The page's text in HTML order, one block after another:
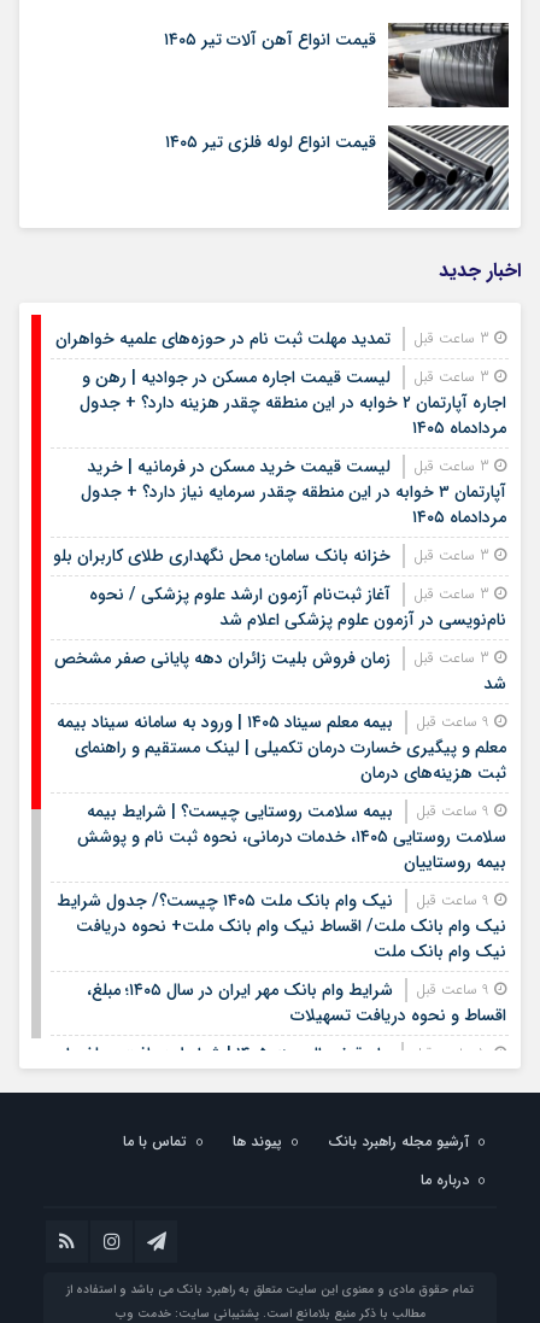
قیمت انواع آهن آلات تیر ۱۴۰۵
قیمت انواع لوله فلزی تیر ۱۴۰۵
اخبار جدید
تمدید مهلت ثبت نام در حوزه‌های علمیه خواهران
لیست قیمت اجاره مسکن در جوادیه | رهن و
اجاره آپارتمان ۲ خوابه در این منطقه چقدر هزینه دارد؟ + جدول
مردادماه ۱۴۰۵
لیست قیمت خرید مسکن در فرمانیه | خرید
آپارتمان ۳ خوابه در این منطقه چقدر سرمایه نیاز دارد؟ + جدول
مردادماه ۱۴۰۵
خزانه بانک سامان؛ محل نگهداری طلای کاربران بلو
آغاز ثبت‌نام آزمون ارشد علوم پزشکی / نحوه
نام‌نویسی در آزمون علوم پزشکی اعلام شد
زمان فروش بلیت زائران دهه پایانی صفر مشخص
شد
بیمه معلم سیناد ۱۴۰۵ | ورود به سامانه سیناد بیمه
معلم و پیگیری خسارت درمان تکمیلی | لینک مستقیم و راهنمای
ثبت هزینه‌های درمان
بیمه سلامت روستایی چیست؟ | شرایط بیمه
سلامت روستایی ۱۴۰۵، خدمات درمانی، نحوه ثبت نام و پوشش
بیمه روستاییان
نیک وام بانک ملت ۱۴۰۵ چیست؟/ جدول شرایط
نیک وام بانک ملت/ اقساط نیک وام بانک ملت+ نحوه دریافت
نیک وام بانک ملت
شرایط وام بانک مهر ایران در سال ۱۴۰۵؛ مبلغ،
اقساط و نحوه دریافت تسهیلات
وام قرض الحسنه ۱۴۰۵ | شرایط دریافت، مبلغ وام،
جدول
وام فوری بی دردسر بدون ضامن قرض الحسنه |
وام آسان
آرشیو مجله راهبرد بانک پیوند ها
تماس با ما
درباره ما
تمام حقوق مادی و معنوی این سایت متعلق به راهبرد بانک می باشد و استفاده از
مطالب با ذکر منبع بلامانع است. پشتیبانی سایت:خدمت وب